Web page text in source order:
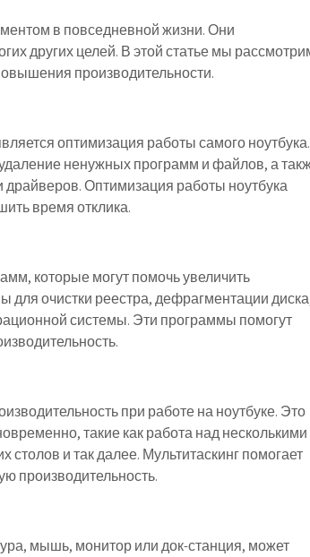
в повседневной жизни. Они
других целей. В этой статье мы
производительности.
оптимизация работы самого ноутбука.
ненужных программ и файлов, а
Оптимизация работы ноутбука
время отклика.
которые могут помочь увеличить
для очистки реестра, дефрагментации
системы. Эти программы помогут
при работе на ноутбуке. Это
такие как работа над несколькими
и так далее. Мультитаскинг помогает
производительность.
мышь, монитор или док-станция, может